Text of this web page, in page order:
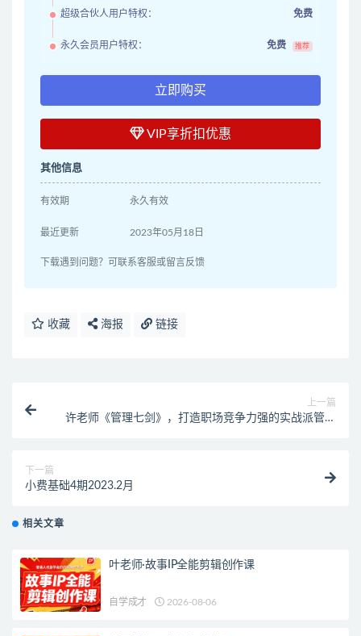
超级合伙人用户特权： 免费
永久会员用户特权： 免费 推荐
立即购买
VIP享折扣优惠
其他信息
有效期 永久有效
最近更新 2023年05月18日
下载遇到问题？可联系客服或留言反馈
收藏 海报 链接
上一篇
许老师《管理七剑》，打造职场竞争力强的实战派管理
下一篇
小费基础4期2023.2月
相关文章
叶老师·故事IP全能剪辑创作课
自学成才 2026-08-06